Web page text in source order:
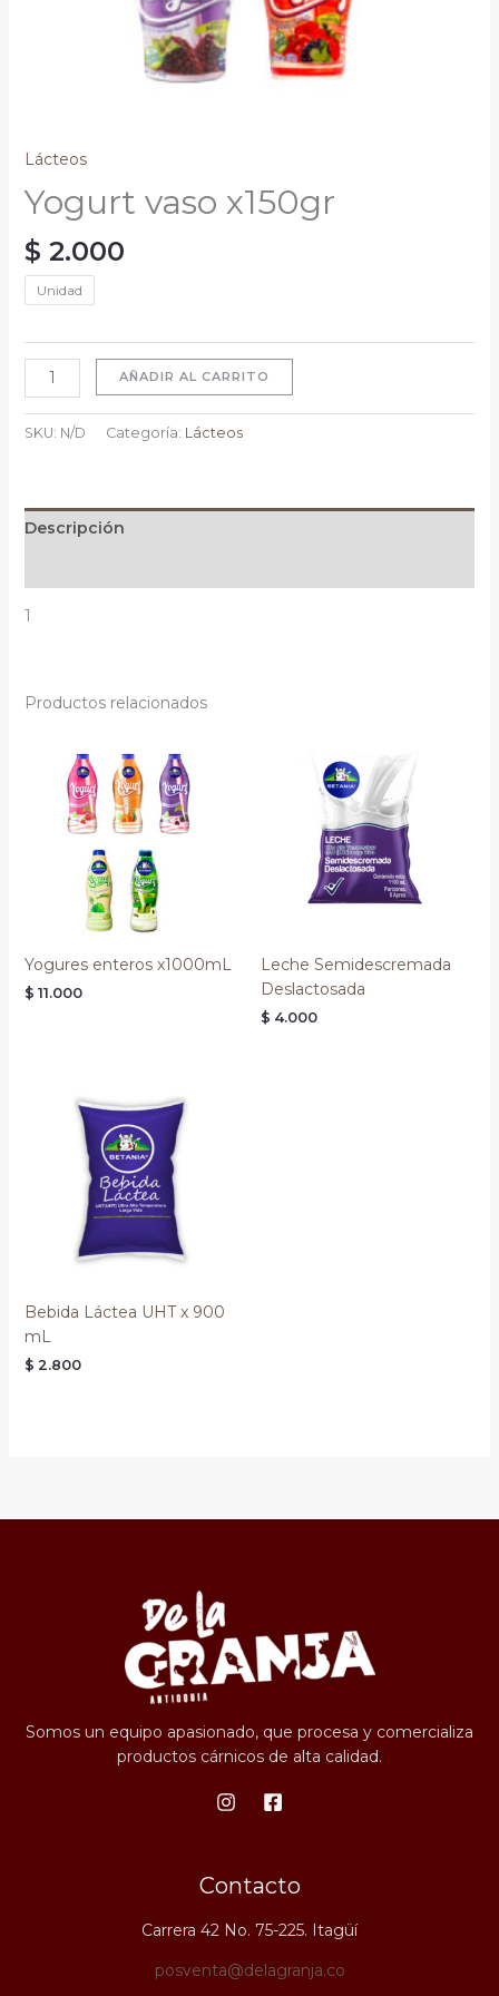
Lácteos
Yogurt vaso x150gr
$ 2.000
Unidad
AÑADIR AL CARRITO
SKU: N/D Categoría: Lácteos
Descripción
1
Productos relacionados
Yogures enteros x1000mL
$ 11.000
Leche Semidescremada
Deslactosada
$ 4.000
Bebida Láctea UHT x 900
mL
$ 2.800
Somos un equipo apasionado, que procesa y comercializa
productos cárnicos de alta calidad.
Contacto
Carrera 42 No. 75-225. Itagüí
posventa@delagranja.co